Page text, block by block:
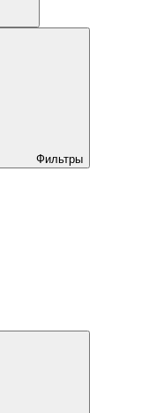
Фильтры